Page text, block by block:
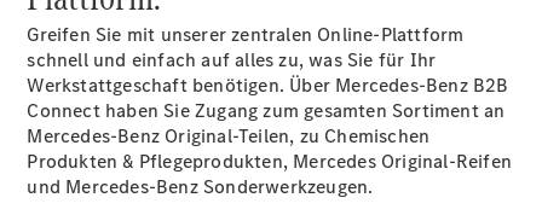
Unternehmen
Ansprechpartner
Standort &
Öffnungszeiten
Greifen Sie mit unserer zentralen Online-Plattform
schnell und einfach auf alles zu, was Sie für Ihr
Werkstattgeschaft benötigen. Über Mercedes-Benz B2B
Connect haben Sie Zugang zum gesamten Sortiment an
Mercedes-Benz Original-Teilen, zu Chemischen
Produkten & Pflegeprodukten, Mercedes Original-Reifen
und Mercedes-Benz Sonderwerkzeugen.